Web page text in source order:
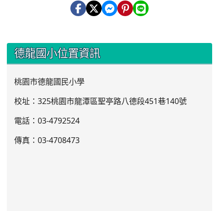
::: 德龍國小位置資訊
桃園市德龍國民小學
校址：325桃園市龍潭區聖亭路八德段451巷140號
電話：03-4792524
傳真：03-4708473